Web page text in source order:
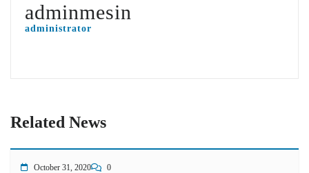
adminmesin
administrator
Related News
October 31, 2020 0